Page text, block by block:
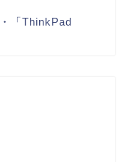
「ThinkPad